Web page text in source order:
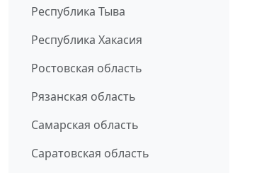
Республика Тыва
Республика Хакасия
Ростовская область
Рязанская область
Самарская область
Саратовская область